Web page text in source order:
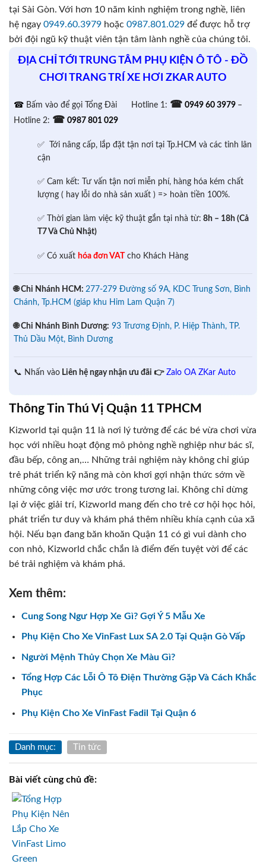
tại Sài Gòn. Với hơn 10 năm kinh nghiệm trong nghề, liên
hệ ngay 0949.60.3979 hoặc 0987.801.029 để được hỗ trợ
bởi đội ngũ kỹ thuật viên tận tâm lành nghề của chúng tôi.
ĐỊA CHỈ TỚI TRUNG TÂM PHỤ KIỆN Ô TÔ - ĐỒ
CHƠI TRANG TRÍ XE HƠI ZKAR AUTO
☎ Bấm vào để gọi Tổng Đài Hotline 1: ☎ 0949 60 3979 –
Hotline 2: ☎ 0987 801 029
✅ Tới nâng cấp, lắp đặt tận nơi tại Tp.HCM và các tỉnh lân
cận
✅ Cam kết: Tư vấn tận nơi miễn phí, hàng hóa kém chất
lượng ( hay lỗi do nhà sản xuất ) => hoàn tiền 100%.
✅ Thời gian làm việc kỹ thuật gắn tại nhà từ: 8h – 18h (Cả
T7 Và Chủ Nhật)
✅ Có xuất hóa đơn VAT cho Khách Hàng
🌐 Chi Nhánh HCM: 277-279 Đường số 9A, KDC Trung Sơn, Bình
Chánh, Tp.HCM (giáp khu Him Lam Quận 7)
🌐 Chi Nhánh Bình Dương: 93 Trương Định, P. Hiệp Thành, TP.
Thủ Dầu Một, Bình Dương
📞 Nhấn vào Liên hệ ngay nhận ưu đãi 👉 Zalo OA ZKar Auto
Thông Tin Thú Vị Quận 11 TPHCM
Kizworld tại quận 11 là nơi lý tưởng để các bé vừa chơi vừa
học với nhiều hoạt động mô phỏng nghề nghiệp như bác sĩ,
đầu bếp, công an,… Những trải nghiệm này không chỉ giúp
trẻ phát triển kỹ năng mà còn khơi gợi nhận thức sớm về
những công việc mơ ước trong tương lai. Không chỉ dừng
lại ở việc giải trí, Kizworld mang đến cho trẻ cơ hội học hỏi,
phát triển tư duy và khám phá thêm nhiều khía cạnh của xã
hội. Nếu bạn đang băn khoăn Quận 11 có gì vui dành cho
con nhỏ, Kizworld chắc chắn là điểm đến tuyệt vời để các
bé trải nghiệm và khám phá.
Xem thêm:
Cung Song Ngư Hợp Xe Gì? Gợi Ý 5 Mẫu Xe
Phụ Kiện Cho Xe VinFast Lux SA 2.0 Tại Quận Gò Vấp
Người Mệnh Thủy Chọn Xe Màu Gì?
Tổng Hợp Các Lỗi Ô Tô Điện Thường Gặp Và Cách Khắc
Phục
Phụ Kiện Cho Xe VinFast Fadil Tại Quận 6
Danh mục: Tin tức
Bài viết cùng chủ đề: